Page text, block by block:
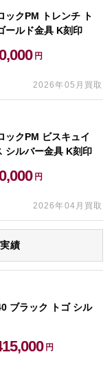
ックPM トレンチ ト
ールド金具 K刻印
円
2026年05月買取
ックPM ビスキュイ
シルバー金具 K刻印
円
2026年04月買取
績
ブラック トゴ シル
円